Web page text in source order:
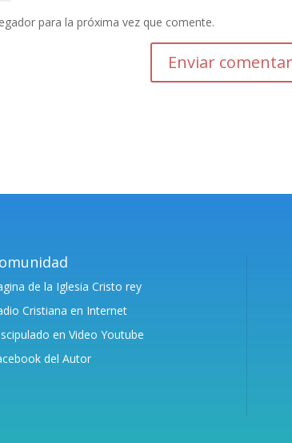
para la próxima vez que comente.
de la Iglesia Cristo rey
Cristiana en Internet
en Video Youtube
del Autor